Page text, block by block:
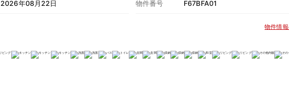
2026年08月22日 物件番号 F67BFA01
物件情